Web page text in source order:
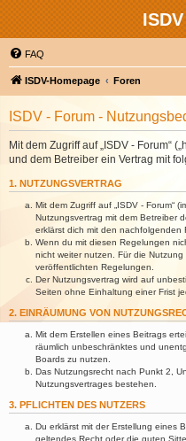
FAQ
ISDV-Homepage Foren
ISDV - Forum -
Mit dem Zugriff auf „ISDV - Forum“
und dem Betreiber ein Vertrag mit
1. NUTZUNGSVERTRAG
Mit dem Zugriff auf „ISDV - Forum“
Nutzungsvertrag mit dem Betreiber
erklärst dich mit den nachfolgenden
Wenn du mit diesen Regelungen
nicht weiter nutzen. Für die
veröffentlichten Regelungen.
Der Nutzungsvertrag wird auf
Seiten ohne Einhaltung einer Frist
2. EINRÄUMUNG VON
Mit dem Erstellen eines Beitrags
räumlich unbeschränktes und
Boards zu nutzen.
Das Nutzungsrecht nach Punkt 2,
Nutzungsvertrages bestehen.
3. PFLICHTEN DES NUTZERS
Du erklärst mit der Erstellung eines
geltendes Recht oder die guten